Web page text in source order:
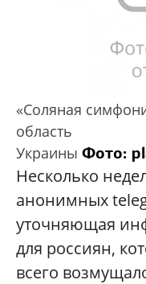
«Соляная
область
Украины Фото:
Несколько
анонимных
уточняющая
для россиян,
всего